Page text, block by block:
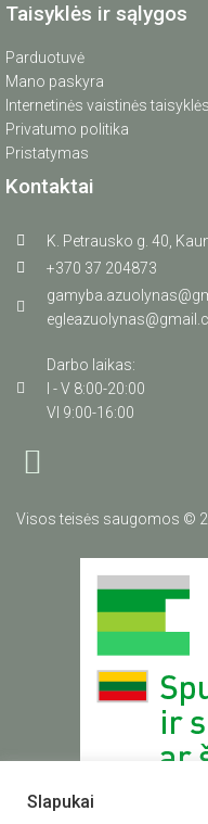
Taisyklės ir sąlygos
Parduotuvė
Mano paskyra
Internetinės vaistinės taisyklės
Privatumo politika
Pristatymas
Kontaktai
K. Petrausko g. 40,
+370 37 204873
Darbo laikas:
I - V 8:00-20:00
VI 9:00-16:00
Visos teisės saugomos ©
Slapukai